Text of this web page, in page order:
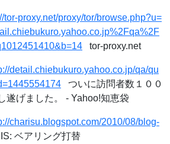
tor-proxy.net/proxy/tor/browse.php?u=
tor-proxy.net
detail.chiebukuro.yahoo.co.jp/qa/qu
ついに訪問者数１００
遂げました。 - Yahoo!知恵袋
charisu.blogspot.com/2010/08/blog-
ベアリング打替